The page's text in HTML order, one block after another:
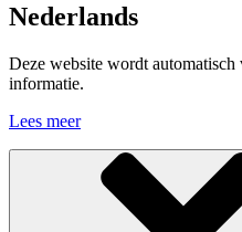
Nederlands
Deze website wordt
informatie.
Lees meer